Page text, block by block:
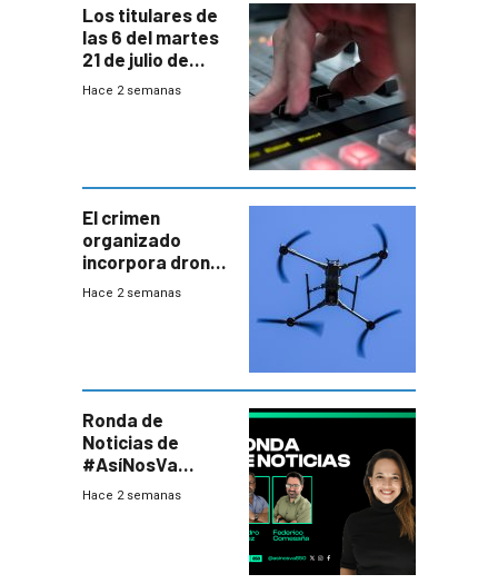
Los titulares de
las 6 del martes
21 de julio de
2026
Hace 2 semanas
El crimen
organizado
incorpora drones
y abre un nuevo
Hace 2 semanas
Ronda de
Noticias de
#AsíNosVa
(20/7/26)
Hace 2 semanas